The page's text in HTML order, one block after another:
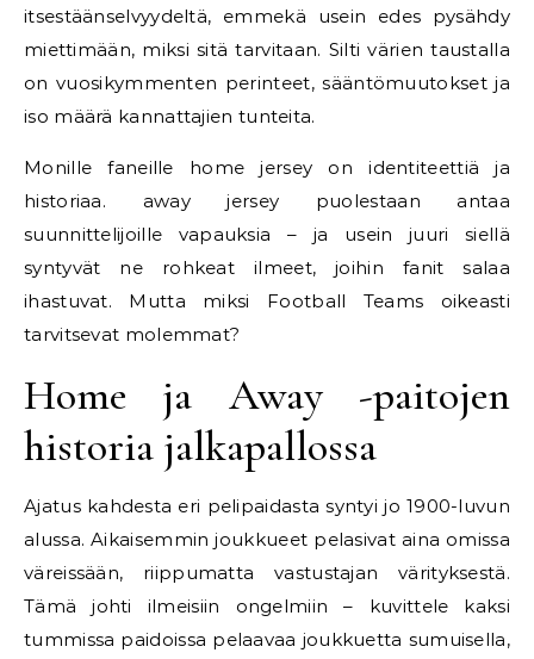
itsestäänselvyydeltä, emmekä usein edes pysähdy
miettimään, miksi sitä tarvitaan. Silti värien taustalla
on vuosikymmenten perinteet, sääntömuutokset ja
iso määrä kannattajien tunteita.
Monille faneille home jersey on identiteettiä ja
historiaa. away jersey puolestaan antaa
suunnittelijoille vapauksia – ja usein juuri siellä
syntyvät ne rohkeat ilmeet, joihin fanit salaa
ihastuvat. Mutta miksi Football Teams oikeasti
tarvitsevat molemmat?
Home ja Away -paitojen
historia jalkapallossa
Ajatus kahdesta eri pelipaidasta syntyi jo 1900-luvun
alussa. Aikaisemmin joukkueet pelasivat aina omissa
väreissään, riippumatta vastustajan värityksestä.
Tämä johti ilmeisiin ongelmiin – kuvittele kaksi
tummissa paidoissa pelaavaa joukkuetta sumuisella,